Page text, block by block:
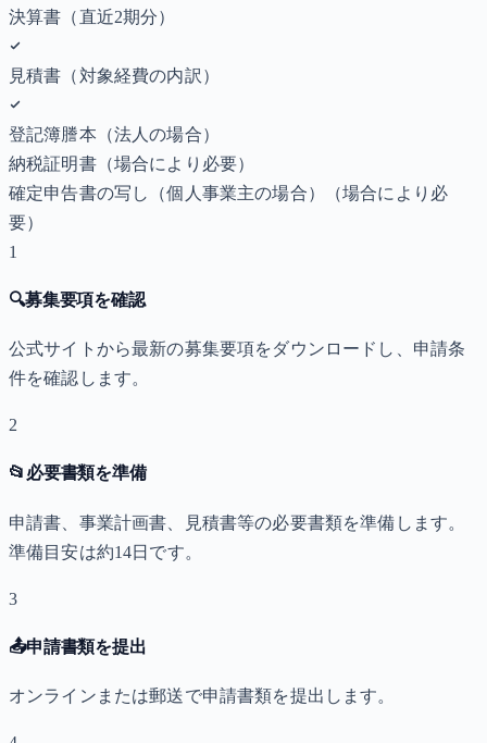
決算書（直近2期分）
見積書（対象経費の内訳）
登記簿謄本（法人の場合）
納税証明書（場合により必要）
確定申告書の写し（個人事業主の場合）
（場合により必
要）
1
🔍募集要項を確認
公式サイトから最新の募集要項をダウンロードし、申請条
件を確認します。
2
📂 必要書類を準備
申請書、事業計画書、見積書等の必要書類を準備します。
準備目安は約14日です。
3
📤申請書類を提出
オンラインまたは郵送で申請書類を提出します。